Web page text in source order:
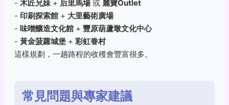
- 木匠兄妹+ 后里馬場或 麗寶Outlet
- 印刷探索館 + 大里藝術廣場
- 味噌釀造文化館 + 豐原葫蘆墩文化中心
- 黃金菠蘿城堡 + 彩虹眷村
這樣規劃，一趟路程的收穫會豐富很多。
常見問題與專家建議